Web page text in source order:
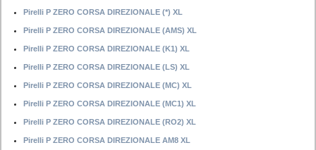
Pirelli P ZERO CORSA DIREZIONALE (*) XL
Pirelli P ZERO CORSA DIREZIONALE (AMS) XL
Pirelli P ZERO CORSA DIREZIONALE (K1) XL
Pirelli P ZERO CORSA DIREZIONALE (LS) XL
Pirelli P ZERO CORSA DIREZIONALE (MC) XL
Pirelli P ZERO CORSA DIREZIONALE (MC1) XL
Pirelli P ZERO CORSA DIREZIONALE (RO2) XL
Pirelli P ZERO CORSA DIREZIONALE AM8 XL